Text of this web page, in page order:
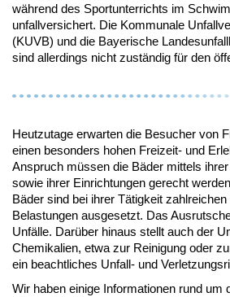
während des Sportunterrichts im
unfallversichert. Die Kommunale
(KUVB) und die Bayerische
sind allerdings nicht zuständig für den
Heutzutage erwarten die Besucher von
einen besonders hohen Freizeit- und
Anspruch müssen die Bäder mittels
sowie ihrer Einrichtungen gerecht
Bäder sind bei ihrer Tätigkeit
Belastungen ausgesetzt. Das
Unfälle. Darüber hinaus stellt auch der
Chemikalien, etwa zur Reinigung oder
ein beachtliches Unfall- und
Wir haben einige Informationen rund um